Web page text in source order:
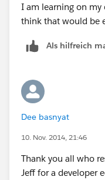
I am learning on my
think that would be
Als hilfreich
Dee basnyat
10. Nov. 2014, 21:46
Thank you all who
Jeff for a developer